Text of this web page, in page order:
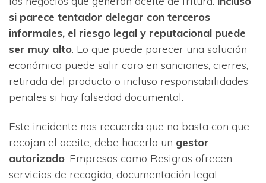
si parece tentador delegar con terceros
informales, el riesgo legal y reputacional puede
ser muy alto. Lo que puede parecer una solución
económica puede salir caro en sanciones, cierres,
retirada del producto o incluso responsabilidades
penales si hay falsedad documental.
Este incidente nos recuerda que no basta con que
recojan el aceite; debe hacerlo un gestor
autorizado. Empresas como Resigras ofrecen
servicios de recogida, documentación legal,